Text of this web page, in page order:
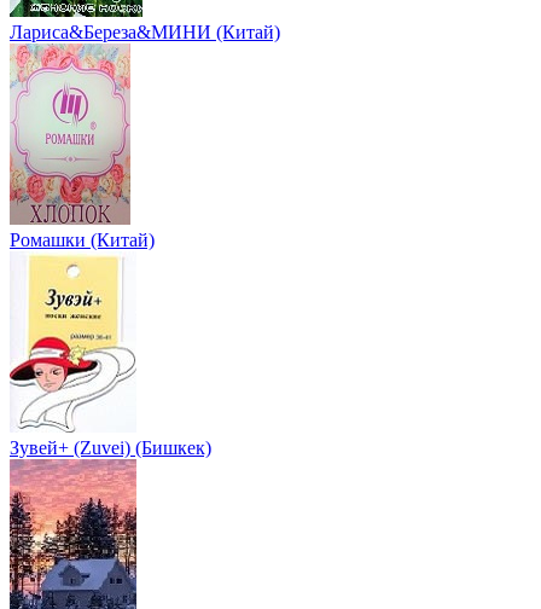
Лариса&Береза&МИНИ (Китай)
Ромашки (Китай)
Зувей+ (Zuvei) (Бишкек)